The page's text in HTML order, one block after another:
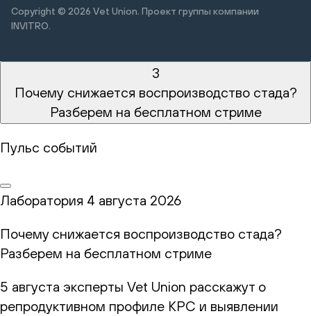
Copyright © 2026 Vet Union. Проект группы компании
INVITRO.
3
Почему снижается воспроизводство стада?
Разберем на бесплатном стриме
Пульс событий
Лаборатория 4 августа 2026
Почему снижается воспроизводство стада?
Разберем на бесплатном стриме
5 августа эксперты Vet Union расскажут о
репродуктивном профиле КРС и выявлении